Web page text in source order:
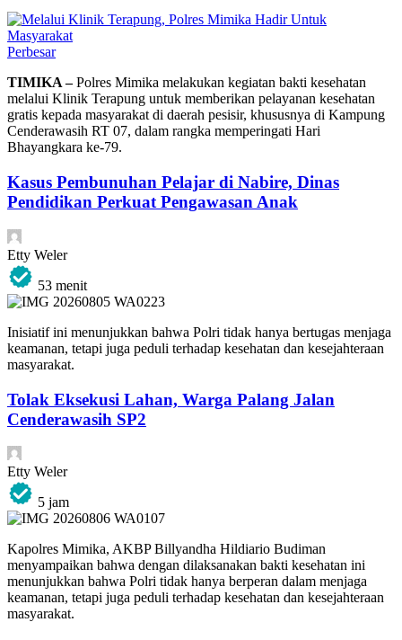
Perbesar
TIMIKA –Polres Mimika melakukan kegiatan bakti kesehatan
melalui Klinik Terapung untuk memberikan pelayanan kesehatan
gratis kepada masyarakat di daerah pesisir, khususnya di Kampung
Cenderawasih RT 07, dalam rangka memperingati Hari
Bhayangkara ke-79.
Kasus Pembunuhan Pelajar di Nabire, Dinas
Pendidikan Perkuat Pengawasan Anak
Etty Weler
53 menit
Inisiatif ini menunjukkan bahwa Polri tidak hanya bertugas menjaga
keamanan, tetapi juga peduli terhadap kesehatan dan kesejahteraan
masyarakat.
Tolak Eksekusi Lahan, Warga Palang Jalan
Cenderawasih SP2
Etty Weler
5 jam
Kapolres Mimika, AKBP Billyandha Hildiario Budiman
menyampaikan bahwa dengan dilaksanakan bakti kesehatan ini
menunjukkan bahwa Polri tidak hanya berperan dalam menjaga
keamanan, tetapi juga peduli terhadap kesehatan dan kesejahteraan
masyarakat.